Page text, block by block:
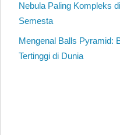
Nebula Paling Kompleks
Semesta
Mengenal Balls Pyramid:
Tertinggi di Dunia